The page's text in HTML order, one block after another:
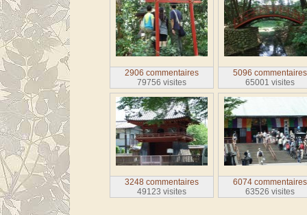
2906 commentaires
79756 visites
5096 commentaires
65001 visites
3248 commentaires
49123 visites
6074 commentaires
63526 visites